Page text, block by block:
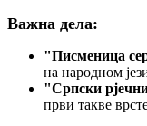
Важна дела:
"Писменица
на народном
"Српски
први такве